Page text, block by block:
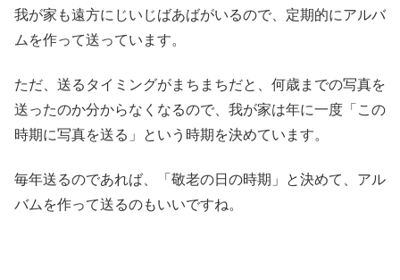
我が家も遠方にじいじばあばがいるので、定期的にアルバ
ムを作って送っています。
ただ、送るタイミングがまちまちだと、何歳までの写真を
送ったのか分からなくなるので、我が家は年に一度「この
時期に写真を送る」という時期を決めています。
毎年送るのであれば、「敬老の日の時期」と決めて、アル
バムを作って送るのもいいですね。